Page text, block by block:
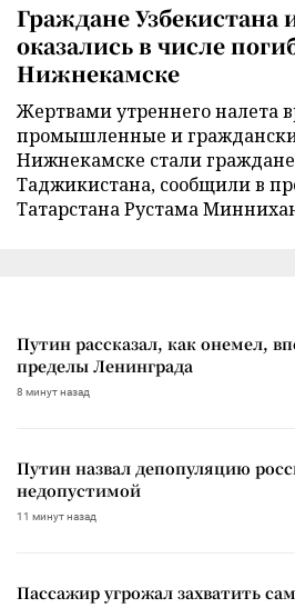
Граждане Узбекистана
оказались в числе
Нижнекамске
Жертвами утреннего налета
промышленные и
Нижнекамске стали
Таджикистана, сообщили в
Татарстана Рустама
Путин рассказал, как онемел,
пределы Ленинграда
8 минут назад
Путин назвал депопуляцию
недопустимой
11 минут назад
Пассажир угрожал захватить